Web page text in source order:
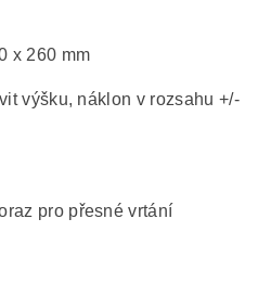
x 260 mm
výšku, náklon v rozsahu +/-
pro přesné vrtání